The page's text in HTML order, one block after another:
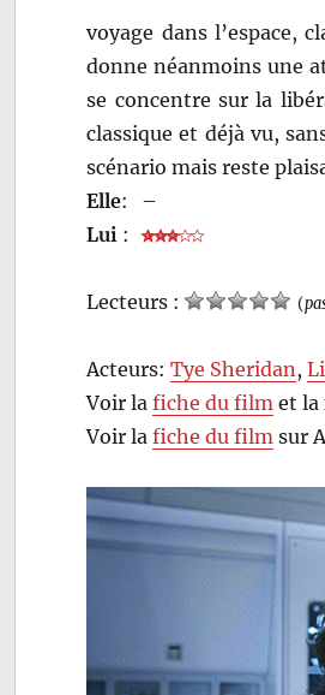
voyage dans l’espace,
donne néanmoins une
se concentre sur la
classique et déjà vu,
scénario mais reste
Elle:
–
Lui :
Lecteurs : (
Acteurs:Tye Sheridan ,
Voir lafiche du film et
Voir lafiche du film sur